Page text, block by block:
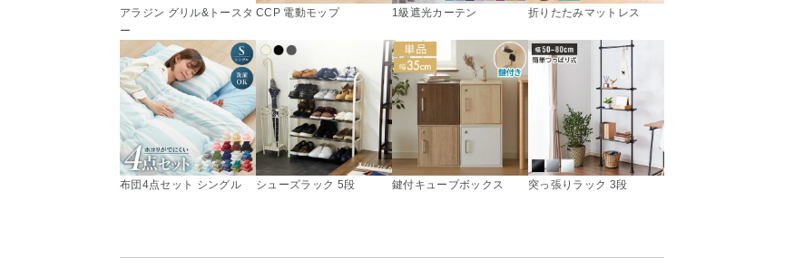
アラジン グリル&トースタ
ー
CCP 電動モップ 1級遮光カーテン 折りたたみマットレス
布団4点セット シングル シューズラック 5段 鍵付キューブボックス 突っ張りラック 3段